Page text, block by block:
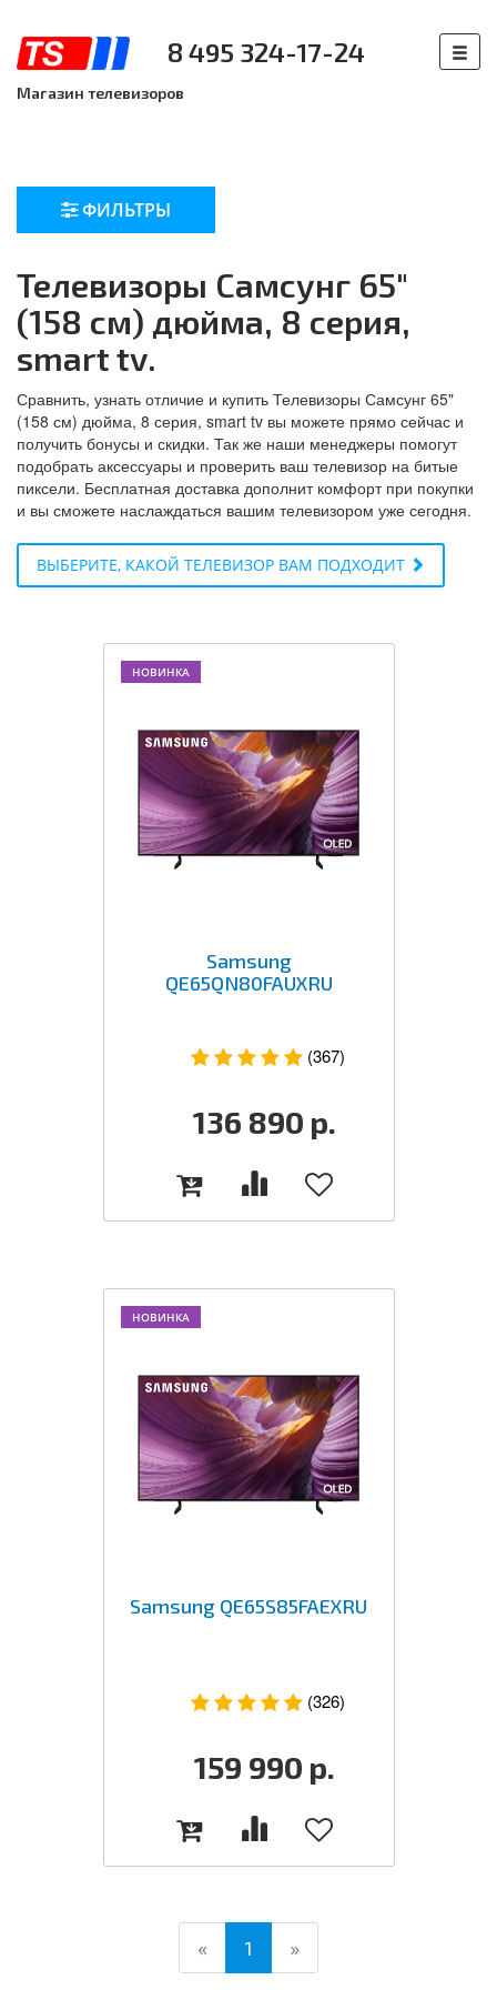
8 495 324-17-24
Магазин телевизоров
ФИЛЬТРЫ
Телевизоры Самсунг 65"
(158 см) дюйма, 8 серия,
smart tv.
Сравнить, узнать отличие и купить Телевизоры Самсунг 65"
(158 см) дюйма, 8 серия, smart tv вы можете прямо сейчас и
получить бонусы и скидки. Так же наши менеджеры помогут
подобрать аксессуары и проверить ваш телевизор на битые
пиксели. Бесплатная доставка дополнит комфорт при покупки
и вы сможете наслаждаться вашим телевизором уже сегодня.
ВЫБЕРИТЕ, КАКОЙ ТЕЛЕВИЗОР ВАМ ПОДХОДИТ
НОВИНКА
Samsung
QE65QN80FAUXRU
(367)
136 890 р.
НОВИНКА
Samsung QE65S85FAEXRU
(326)
159 990 р.
« 1 (current)
»